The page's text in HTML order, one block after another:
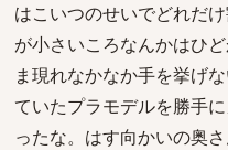
はこいつのせいでどれだ
が小さいころなんかはひ
ま現れなかなか手を挙げ
ていたプラモデルを勝手
ったな。はす向かいの奥